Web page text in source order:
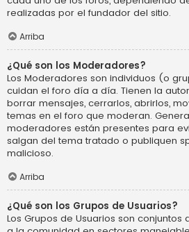
realizadas por el fundador del sitio.
Arriba
¿Qué son los Moderadores?
Los Moderadores son individuos (o
cuidan el foro día a día. Tienen la
borrar mensajes, cerrarlos, abrirlos,
temas en el foro que moderan.
moderadores están presentes para
salgan del tema tratado o publiquen
malicioso.
Arriba
¿Qué son los Grupos de Usuarios?
Los Grupos de Usuarios son conjuntos